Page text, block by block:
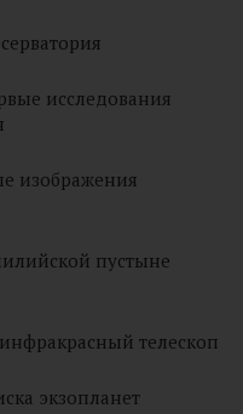
исследования
изображения
пустыне
телескоп
экзопланет